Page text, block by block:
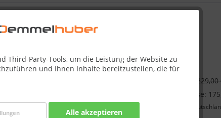
Third-Party-Tools, um die Leistung der Website zu
und Ihnen Inhalte bereitzustellen, die für
Alle akzeptieren
179,00 €
Skonto-Preis bei Vorkasse: